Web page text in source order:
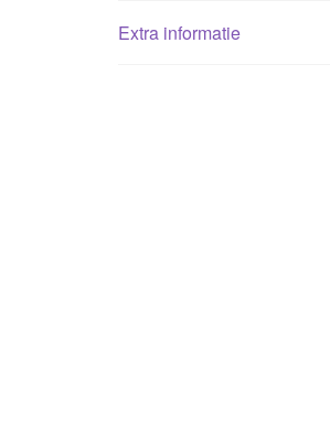
Extra informatie